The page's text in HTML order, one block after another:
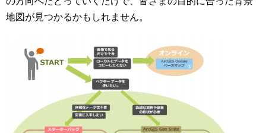
地図が見つかるかもしれません。